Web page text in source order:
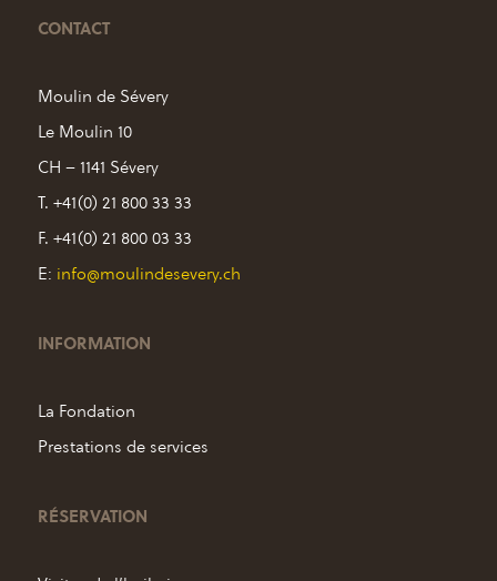
CONTACT
Moulin de Sévery
Le Moulin 10
CH – 1141 Sévery
T. +41(0) 21 800 33 33
F. +41(0) 21 800 03 33
E: info@moulindesevery.ch
INFORMATION
La Fondation
Prestations de services
RÉSERVATION